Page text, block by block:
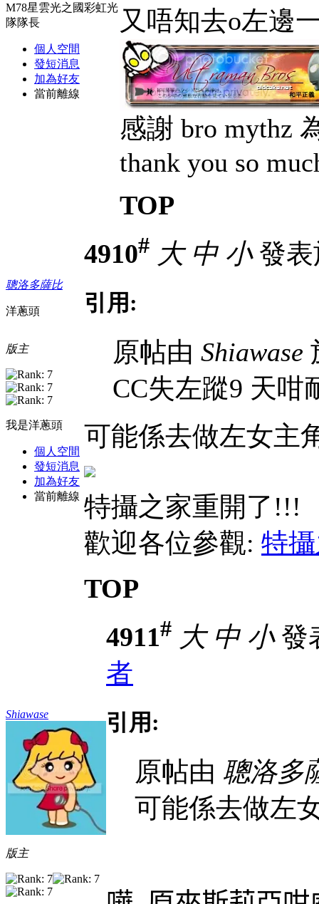
M78星雲光之國彩虹光
隊隊長
個人空間
發短消息
加為好友
當前離線
又唔知去o左邊
感謝 bro mythz
thank you so
TOP
聰洛多薩比
洋蔥頭
版主
我是洋蔥頭
個人空間
發短消息
加為好友
當前離線
4910# 大 中 小發表
引用:
原帖由 Shiawase
CC失左蹤9 天
可能係去做左女主
特攝之家重開了!!!
歡迎各位參觀: 特
TOP
Shiawase
版主
4911# 大 中 小發
者
引用:
原帖由 聰洛多
可能係去做左